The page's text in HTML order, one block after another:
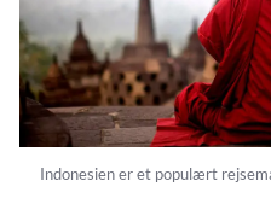
Indonesien er et populært